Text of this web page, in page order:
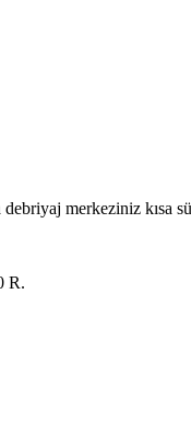
debriyaj merkeziniz kısa
R.